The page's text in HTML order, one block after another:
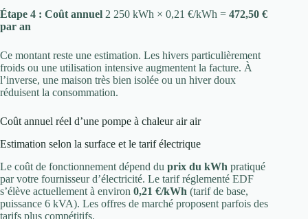
Étape 4 : Coût annuel 2 250 kWh × 0,21 €/kWh = 472,50 €
par an
Ce montant reste une estimation. Les hivers particulièrement
froids ou une utilisation intensive augmentent la facture. À
l’inverse, une maison très bien isolée ou un hiver doux
réduisent la consommation.
Coût annuel réel d’une pompe à chaleur air air
Estimation selon la surface et le tarif électrique
Le coût de fonctionnement dépend du prix du kWh pratiqué
par votre fournisseur d’électricité. Le tarif réglementé EDF
s’élève actuellement à environ 0,21 €/kWh (tarif de base,
puissance 6 kVA). Les offres de marché proposent parfois des
tarifs plus compétitifs.